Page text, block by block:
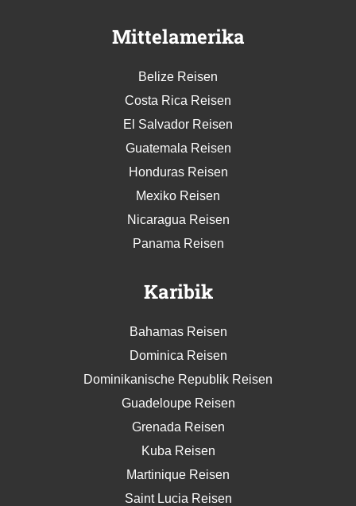
Mittelamerika
Belize Reisen
Costa Rica Reisen
El Salvador Reisen
Guatemala Reisen
Honduras Reisen
Mexiko Reisen
Nicaragua Reisen
Panama Reisen
Karibik
Bahamas Reisen
Dominica Reisen
Dominikanische Republik Reisen
Guadeloupe Reisen
Grenada Reisen
Kuba Reisen
Martinique Reisen
Saint Lucia Reisen